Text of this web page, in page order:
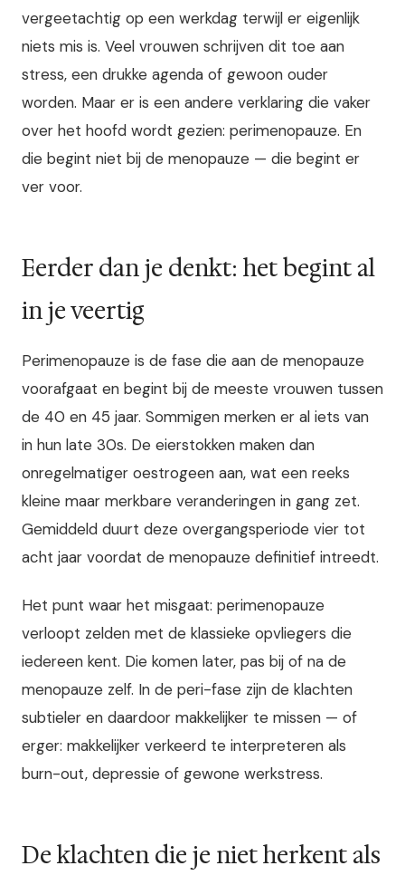
vergeetachtig op een werkdag terwijl er eigenlijk
niets mis is. Veel vrouwen schrijven dit toe aan
stress, een drukke agenda of gewoon ouder
worden. Maar er is een andere verklaring die vaker
over het hoofd wordt gezien: perimenopauze. En
die begint niet bij de menopauze — die begint er
ver voor.
Eerder dan je denkt: het begint al
in je veertig
Perimenopauze is de fase die aan de menopauze
voorafgaat en begint bij de meeste vrouwen tussen
de 40 en 45 jaar. Sommigen merken er al iets van
in hun late 30s. De eierstokken maken dan
onregelmatiger oestrogeen aan, wat een reeks
kleine maar merkbare veranderingen in gang zet.
Gemiddeld duurt deze overgangsperiode vier tot
acht jaar voordat de menopauze definitief intreedt.
Het punt waar het misgaat: perimenopauze
verloopt zelden met de klassieke opvliegers die
iedereen kent. Die komen later, pas bij of na de
menopauze zelf. In de peri-fase zijn de klachten
subtieler en daardoor makkelijker te missen — of
erger: makkelijker verkeerd te interpreteren als
burn-out, depressie of gewone werkstress.
De klachten die je niet herkent als